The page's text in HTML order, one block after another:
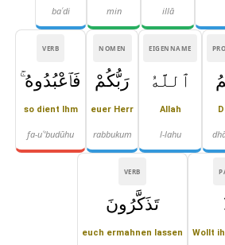
illā
min
baʿdi
EIGENNAME
ٱللَّهُ
Allah
l-lahu
NOMEN
رَبُّكُمْ
euer Herr
rabbukum
VERB
فَٱعْبُدُوهُ ۚ
so dient Ihm
fa-uʿ'budūhu
Wollt
VERB
تَذَكَّرُونَ
euch ermahnen lassen